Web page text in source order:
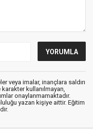
veya imalar, inançlara saldırı
karakter kullanılmayan,
onaylanmamaktadır.
yazan kişiye aittir. Eğitim